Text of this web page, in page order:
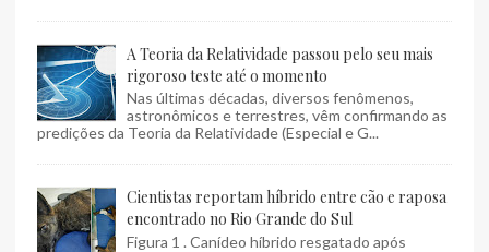
A Teoria da Relatividade passou pelo seu mais
rigoroso teste até o momento
Nas últimas décadas, diversos fenômenos,
astronômicos e terrestres, vêm confirmando as
predições da Teoria da Relatividade (Especial e G...
Cientistas reportam híbrido entre cão e raposa
encontrado no Rio Grande do Sul
Figura 1 . Canídeo híbrido resgatado após